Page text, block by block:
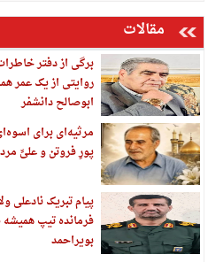
مقالات
برگی از دفتر
روایتی از یک عمر
ابوصالح دانشفر
مرثیه‌ای برای
پورِ فروتن و علیِّ
پیام تبریک نادعلی
بویراحمد